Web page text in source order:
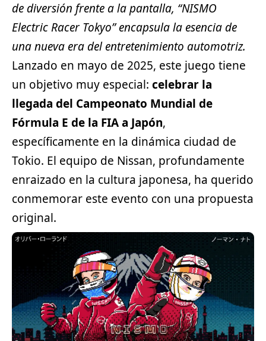
de diversión frente a la pantalla, “NISMO
Electric Racer Tokyo” encapsula la esencia de
una nueva era del entretenimiento automotriz.
Lanzado en mayo de 2025, este juego tiene
un objetivo muy especial: celebrar la
llegada del Campeonato Mundial de
Fórmula E de la FIA a Japón,
específicamente en la dinámica ciudad de
Tokio. El equipo de Nissan, profundamente
enraizado en la cultura japonesa, ha querido
conmemorar este evento con una propuesta
original.